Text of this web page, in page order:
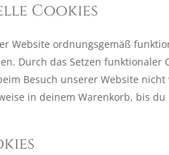
Cookies
Website ordnungsgemäß
Durch das Setzen funktionaler
Besuch unserer Website
in deinem Warenkorb, bis du